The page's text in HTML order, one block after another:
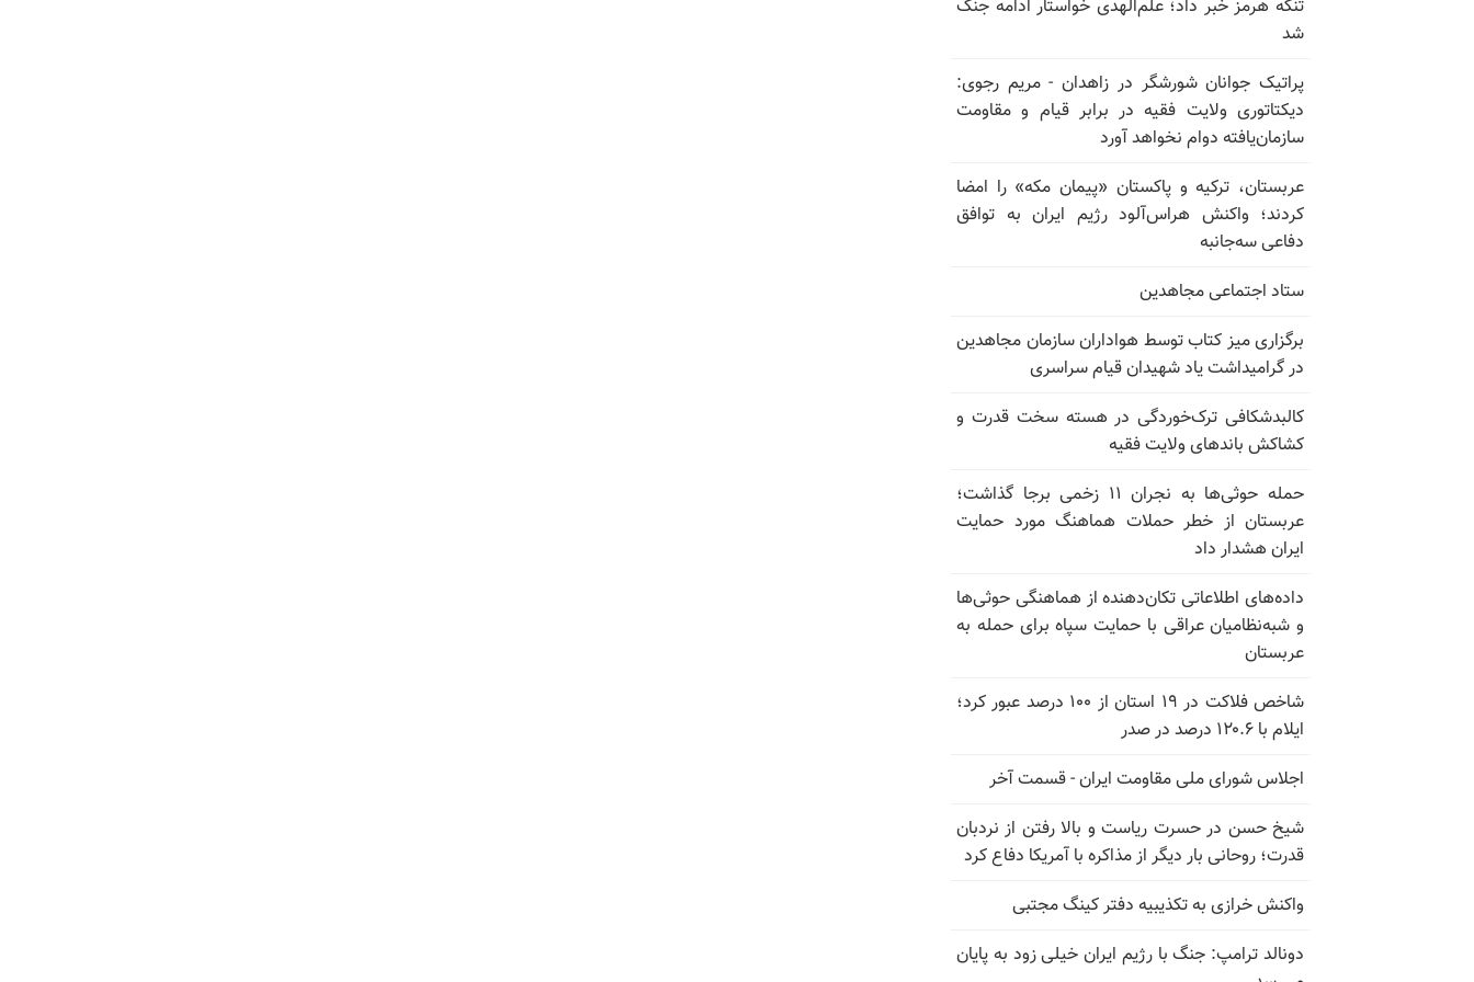
تنگه هرمز خبر داد؛ علم‌الهدی خواستار ادامه جنگ
شد
پراتیک جوانان شورشگر در زاهدان - مریم رجوی:
دیکتاتوری ولایت فقیه در برابر قیام و مقاومت
سازمان‌یافته دوام نخواهد آورد
عربستان، ترکیه و پاکستان «پیمان مکه» را امضا
کردند؛ واکنش هراس‌آلود رژیم ایران به توافق
دفاعی سه‌جانبه
ستاد اجتماعی مجاهدین
برگزاری میز کتاب توسط هواداران سازمان مجاهدین
در گرامیداشت یاد شهیدان قیام سراسری
کالبدشکافی ترک‌خوردگی در هسته سخت قدرت و
کشاکش باندهای ولایت فقیه
حمله حوثی‌ها به نجران ۱۱ زخمی برجا گذاشت؛
عربستان از خطر حملات هماهنگ مورد حمایت
ایران هشدار داد
داده‌های اطلاعاتی تکان‌دهنده از هماهنگی حوثی‌ها
و شبه‌نظامیان عراقی با حمایت سپاه برای حمله به
عربستان
شاخص فلاکت در ۱۹ استان از ۱۰۰ درصد عبور کرد؛
ایلام با ۱۲۰.۶ درصد در صدر
اجلاس شورای ملی مقاومت ایران - قسمت آخر
شیخ حسن در حسرت ریاست و بالا رفتن از نردبان
قدرت؛ روحانی بار دیگر از مذاکره با آمریکا دفاع کرد
واکنش خرازی به تکذیبیه دفتر کینگ مجتبی
دونالد ترامپ: جنگ با رژیم ایران خیلی زود به پایان